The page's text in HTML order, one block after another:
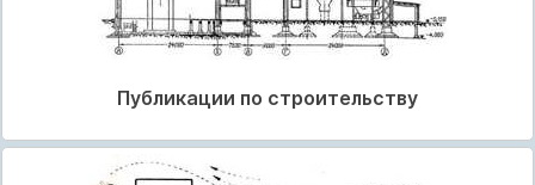
Публикации по строительству